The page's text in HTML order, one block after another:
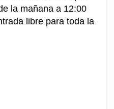
la mañana a 12:00
libre para toda la